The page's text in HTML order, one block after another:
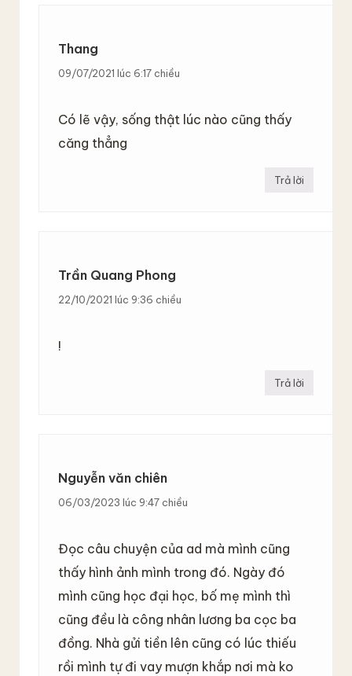
Thang
09/07/2021 lúc 6:17 chiều
Có lẽ vậy, sống thật lúc nào cũng thấy
căng thẳng
Trả lời
Trần Quang Phong
22/10/2021 lúc 9:36 chiều
!
Trả lời
Nguyễn văn chiên
06/03/2023 lúc 9:47 chiều
Đọc câu chuyện của ad mà mình cũng
thấy hình ảnh mình trong đó. Ngày đó
mình cũng học đại học, bố mẹ mình thì
cũng đều là công nhân lương ba cọc ba
đồng. Nhà gửi tiền lên cũng có lúc thiếu
rồi mình tự đi vay mượn khắp nơi mà ko